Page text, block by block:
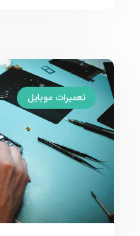
تعمیرات موبایل